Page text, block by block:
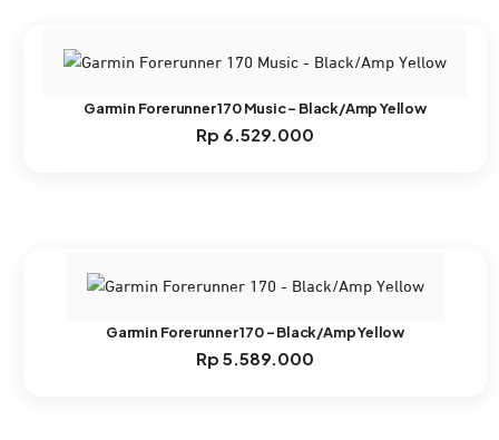
Garmin Forerunner 170 Music – Black/Amp Yellow
Rp 6.529.000
Garmin Forerunner 170 – Black/Amp Yellow
Rp 5.589.000